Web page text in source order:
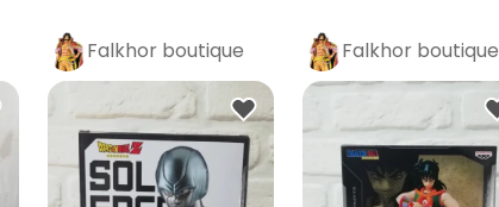
Falkhor boutique
Pro
Falkhor boutique
Pro